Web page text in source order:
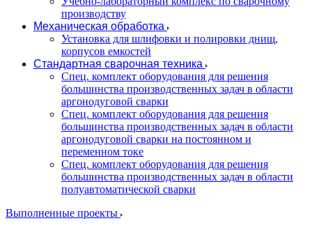
производству
Механическая обработка
Установка для шлифовки и полировки днищ,
корпусов емкостей
Стандартная сварочная техника
Спец. комплект оборудования для решения
большинства производственных задач в области
аргонодуговой сварки
Спец. комплект оборудования для решения
большинства производственных задач в области
аргонодуговой сварки на постоянном и
переменном токе
Спец. комплект оборудования для решения
большинства производственных задач в области
полуавтоматической сварки
Выполненные проекты